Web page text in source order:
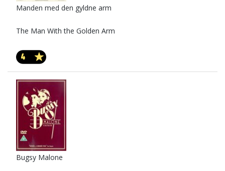
Manden med den gyldne arm
The Man With the Golden Arm
4
Bugsy Malone